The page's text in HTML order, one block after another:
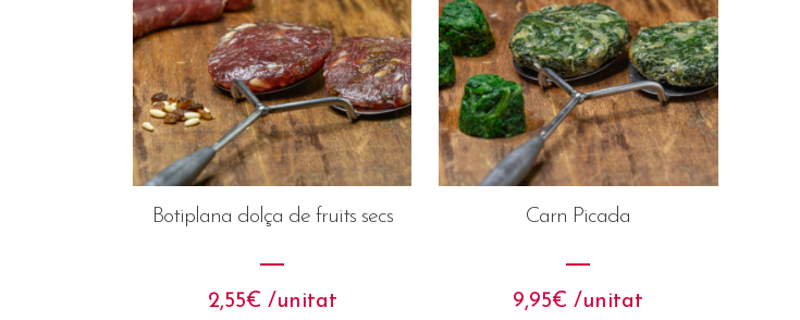
Botiplana dolça de fruits secs
2,55€ /unitat
Carn Picada
9,95€ /unitat